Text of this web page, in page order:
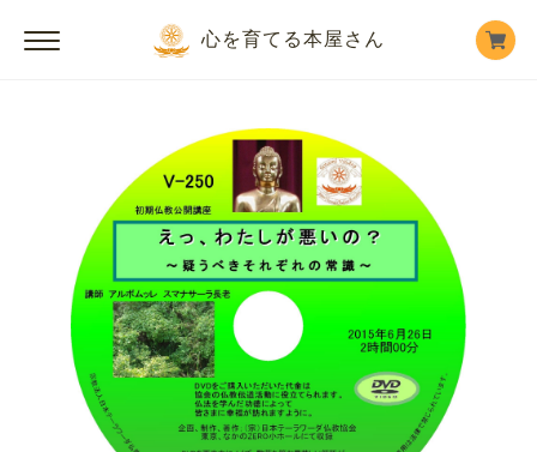
心を育てる本屋さん